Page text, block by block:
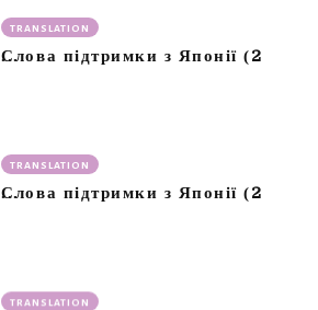
TRANSLATION
Слова підтримки з Японії (2
TRANSLATION
Слова підтримки з Японії (2
TRANSLATION